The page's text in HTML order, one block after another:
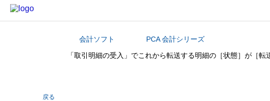
カテゴリから探す
会計ソフト
PCA 会計シリーズ
「取引明細の受入」でこれから転送する明細の［状態］が［
戻る